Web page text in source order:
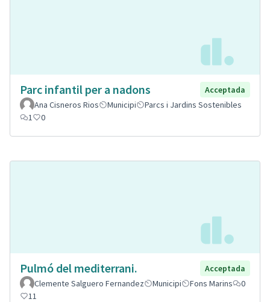
Parc infantil per a nadons
Acceptada
Ana Cisneros Rios
Municipi
Parcs i Jardins Sostenibles
1
0
Pulmó del mediterrani.
Acceptada
Clemente Salguero Fernandez
Municipi Fons Marins
0
11